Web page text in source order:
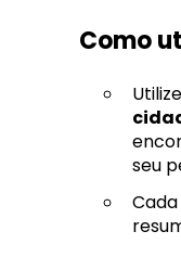
Como
seu